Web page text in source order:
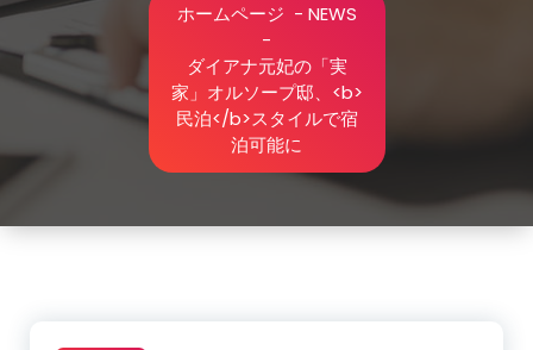
ホームページ - NEWS
-
ダイアナ元妃の「実
家」オルソープ邸、<b>
民泊</b>スタイルで宿
泊可能に